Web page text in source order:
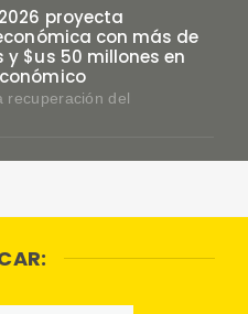
2026 proyecta
con más de
y $us 50 millones en
recuperación del